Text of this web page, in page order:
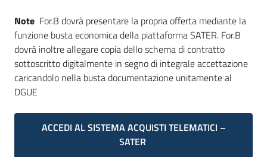
Note For.B dovrà presentare la propria offerta mediante la
funzione busta economica della piattaforma SATER. For.B
dovrà inoltre allegare copia dello schema di contratto
sottoscritto digitalmente in segno di integrale accettazione
caricandolo nella busta documentazione unitamente al
DGUE
ACCEDI AL SISTEMA ACQUISTI TELEMATICI –
SATER